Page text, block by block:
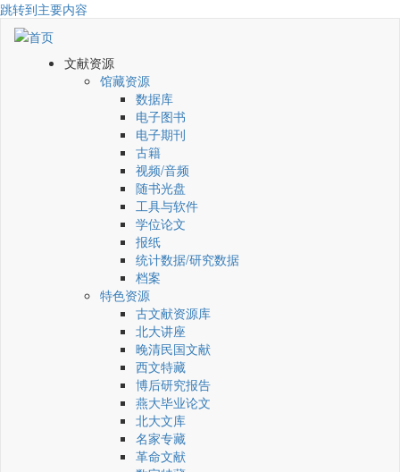
跳转到主要内容
文献资源
馆藏资源
数据库
电子图书
电子期刊
古籍
视频/音频
随书光盘
工具与软件
学位论文
报纸
统计数据/研究数据
档案
特色资源
古文献资源库
北大讲座
晚清民国文献
西文特藏
博后研究报告
燕大毕业论文
北大文库
名家专藏
革命文献